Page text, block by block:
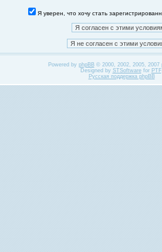
Я уверен, что хочу стать
Powered by phpBB© 2000, 2002, 2005, 2007
Designed by STSoftwarefor PTF.
Русская поддержка phpBB